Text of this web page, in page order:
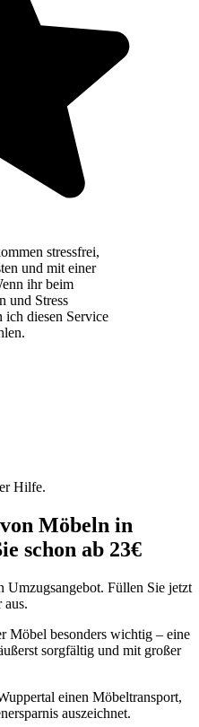
stressfrei,
und mit einer
ihr beim
und Stress
diesen Service
Hilfe.
Möbeln in
schon ab 23€
Umzugsangebot. Füllen Sie jetzt
aus.
Möbel besonders wichtig – eine
sorgfältig und mit großer
einen Möbeltransport,
auszeichnet.